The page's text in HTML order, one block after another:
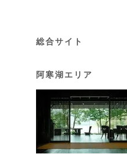
総合サイト
阿寒湖エリア